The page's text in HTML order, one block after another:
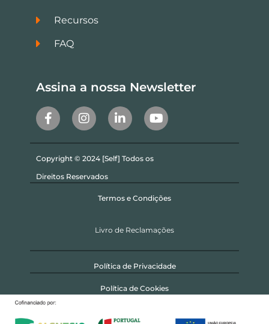
Recursos
FAQ
Assina a nossa Newsletter
Copyright © 2024 [Self] Todos os
Direitos Reservados
Termos e Condições
Livro de Reclamações
Política de Privacidade
Política de Cookies